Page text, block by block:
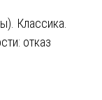
Классика.
отказ